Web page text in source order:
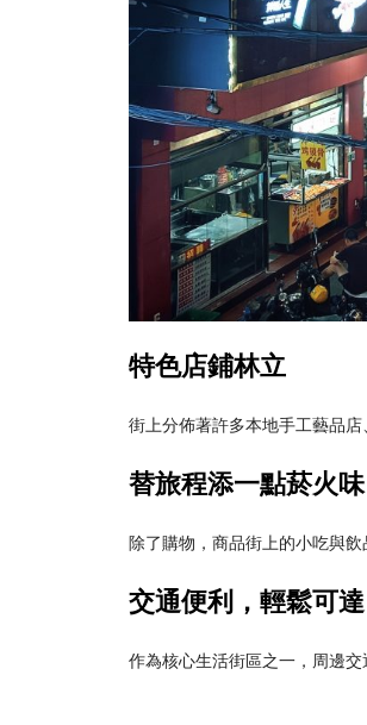
特色店鋪林立
街上分佈著許多本地手工藝品
替旅程添一點菸火味
除了購物，商品街上的小吃與
交通便利，輕鬆可達
作為核心生活街區之一，周邊交